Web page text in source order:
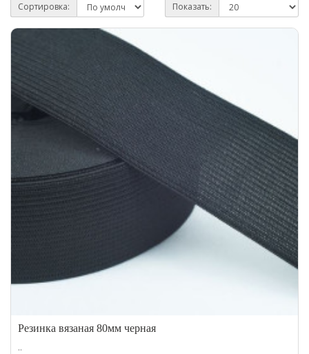
Сортировка: Показать:
Резинка вязаная 80мм черная
..